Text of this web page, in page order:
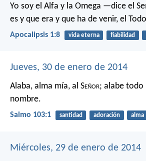
Yo soy el Alfa y la Omega —dice el
es y que era y que ha de venir, el
Apocalipsis 1:8 vida eterna fiabilidad
Jueves, 30 de enero de 2014
Alaba, alma mía, al Señor; alabe todo
nombre.
Salmo 103:1 santidad adoración alma
Miércoles, 29 de enero de 2014